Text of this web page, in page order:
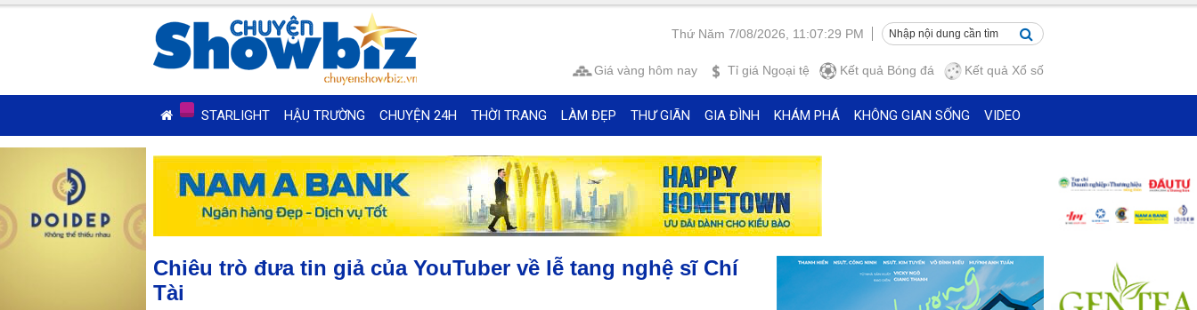
Thứ Năm 7/08/2026, 11:07:31 PM
Kết quả Xổ số
Kết quả Bóng đá
Tỉ giá Ngoại tệ
Giá vàng hôm nay
STARLIGHT HẬU TRƯỜNG CHUYỆN 24H THỜI TRANG LÀM ĐẸP THƯ GIÃN GIA ĐÌNH KHÁM PHÁ KHÔNG GIAN SỐNG VIDEO
Chiêu trò đưa tin giả của YouTuber về lễ tang nghệ sĩ Chí
Tài